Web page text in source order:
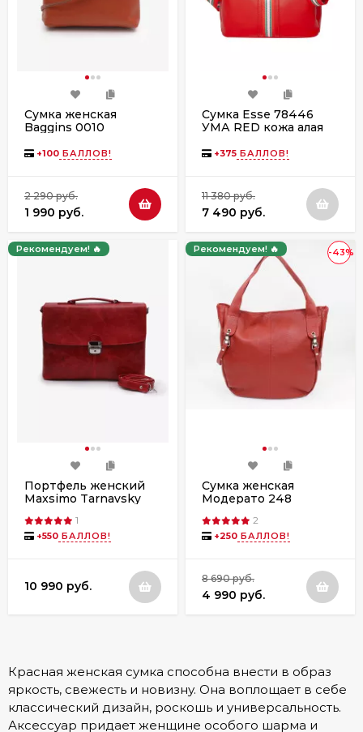
Сумка женская
Baggins 0010
+100 БАЛЛОВ!
2 290 руб.
1 990 руб.
Сумка Esse 78446
УМА RED кожа алая
+375 БАЛЛОВ!
11 380 руб.
7 490 руб.
Рекомендуем! 🔥
Портфель женский
Maxsimo Tarnavsky
1
+550 БАЛЛОВ!
10 990 руб.
-43%
Рекомендуем! 🔥
Сумка женская
Модерато 248
2
+250 БАЛЛОВ!
8 690 руб.
4 990 руб.
Красная женская сумка способна внести в образ
яркость, свежесть и новизну. Она воплощает в себе
классический дизайн, роскошь и универсальность.
Аксессуар придает женщине особого шарма и